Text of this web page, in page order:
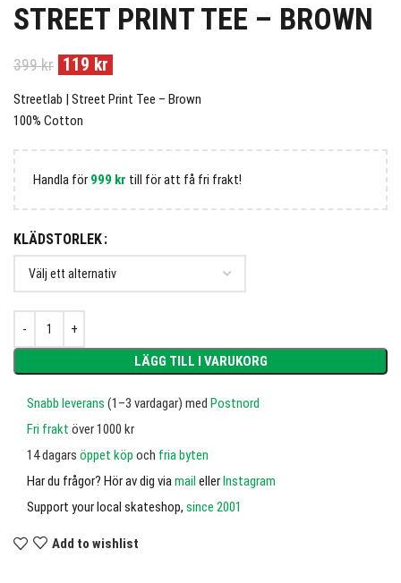
STREET PRINT TEE – BROWN
399kr 119 kr
Streetlab | Street Print Tee – Brown
100% Cotton
Handla för 999 kr till för att få fri frakt!
KLÄDSTORLEK
LÄGG TILL I VARUKORG
Snabb leverans (1–3 vardagar) med Postnord
Fri frakt över 1000 kr
14 dagars öppet köp och fria byten
Har du frågor? Hör av dig viamail ellerInstagram
Support your local skateshop, since 2001
Add to wishlist